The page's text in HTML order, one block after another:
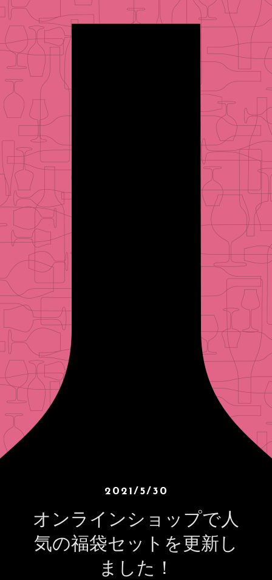
2021/5/30
オンラインショップで人
気の福袋セットを更新し
ました！